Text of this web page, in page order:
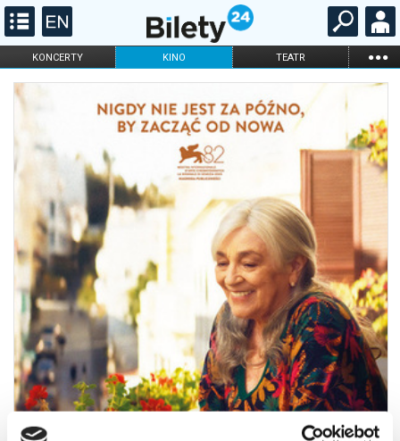
KONCERTY KINO TEATR ...
FILHARMONIA OPERA I BALET
ONLINE KARNETY